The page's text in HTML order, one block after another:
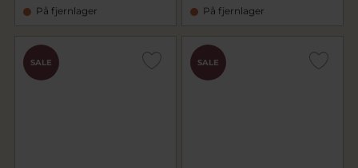
På fjernlager På fjernlager
SALE SALE